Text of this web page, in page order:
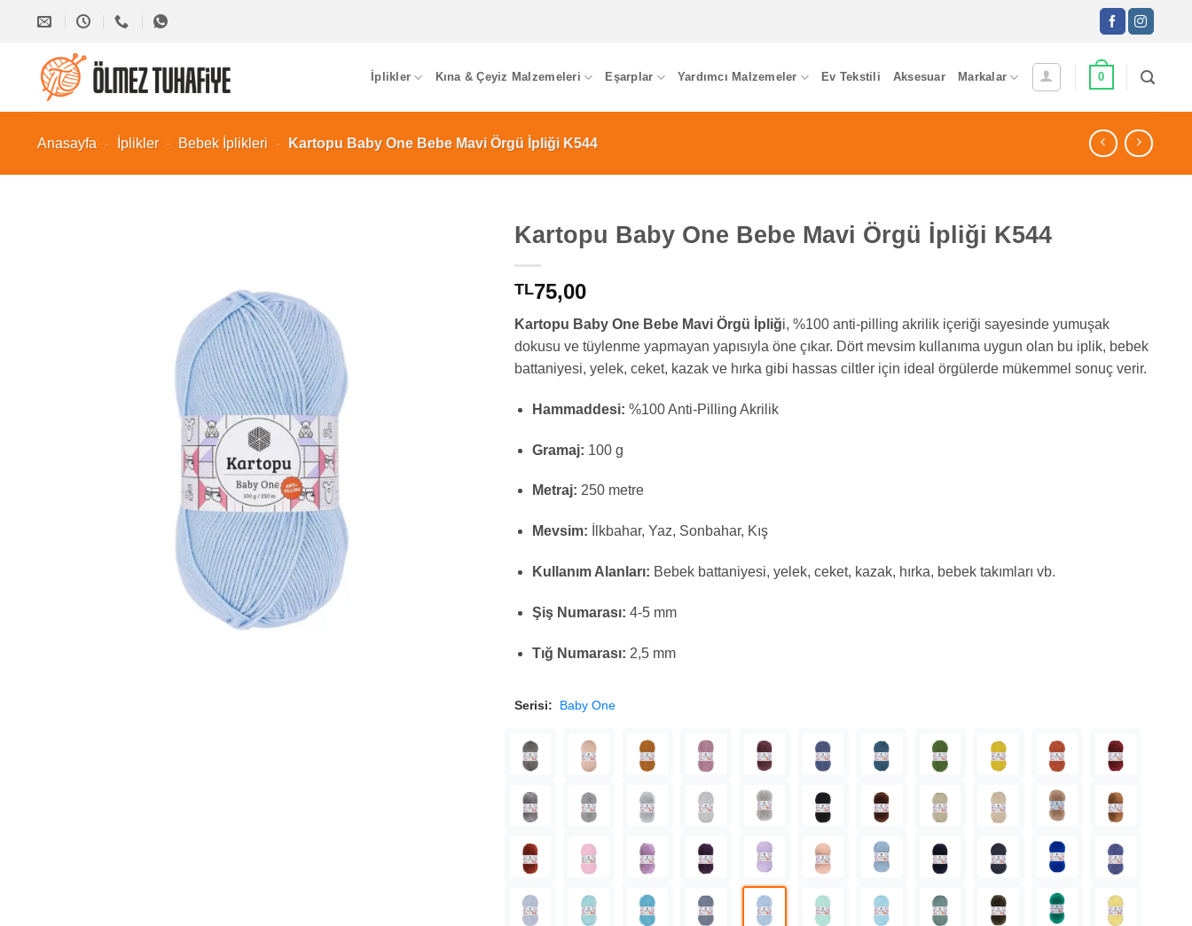
İplikler Kına & Çeyiz Malzemeleri Eşarplar Yardımcı Malzemeler Ev Tekstili Aksesuar Markalar 0
Anasayfa - İplikler - Bebek İplikleri - Kartopu Baby One Bebe Mavi Örgü İpliği K544
Kartopu Baby One Bebe Mavi Örgü İpliği K544
TL75,00
Kartopu Baby One Bebe Mavi Örgü İpliği, %100 anti-pilling akrilik içeriği sayesinde yumuşak
dokusu ve tüylenme yapmayan yapısıyla öne çıkar. Dört mevsim kullanıma uygun olan bu iplik, bebek
battaniyesi, yelek, ceket, kazak ve hırka gibi hassas ciltler için ideal örgülerde mükemmel sonuç verir.
Hammaddesi: %100 Anti-Pilling Akrilik
Gramaj: 100 g
Metraj: 250 metre
Mevsim: İlkbahar, Yaz, Sonbahar, Kış
Kullanım Alanları: Bebek battaniyesi, yelek, ceket, kazak, hırka, bebek takımları vb.
Şiş Numarası: 4-5 mm
Tığ Numarası: 2,5 mm
Serisi: Baby One